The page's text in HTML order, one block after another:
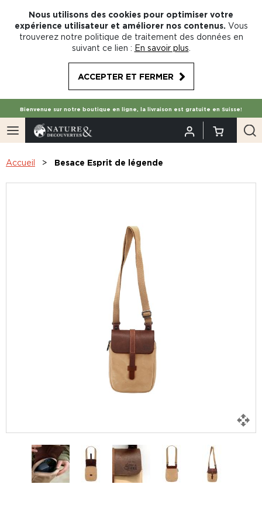
Nous utilisons des cookies pour optimiser votre
expérience utilisateur et améliorer nos contenus. Vous
trouverez notre politique de traitement des données en
suivant ce lien : En savoir plus
ACCEPTER ET FERMER
Bienvenue sur notre boutique en ligne, la livraison est gratuite en Suisse!
Accueil Besace Esprit de légende